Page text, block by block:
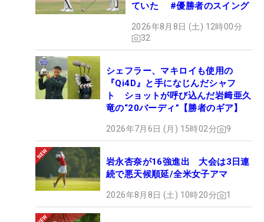
ていた #優勝者のスイング
2026年8月8日 (土) 12時00分
32
シェフラー、マキロイも使用の
『Qi4D』と手になじんだシャフ
ト ショットが呼び込んだ岩﨑亜久
竜の“20バーディ”【勝者のギア】
2026年7月6日 (月) 15時02分 9
岩永杏奈が16強進出 大会は3日連
続で悪天候順延/全米女子アマ
2026年8月8日 (土) 10時20分 1